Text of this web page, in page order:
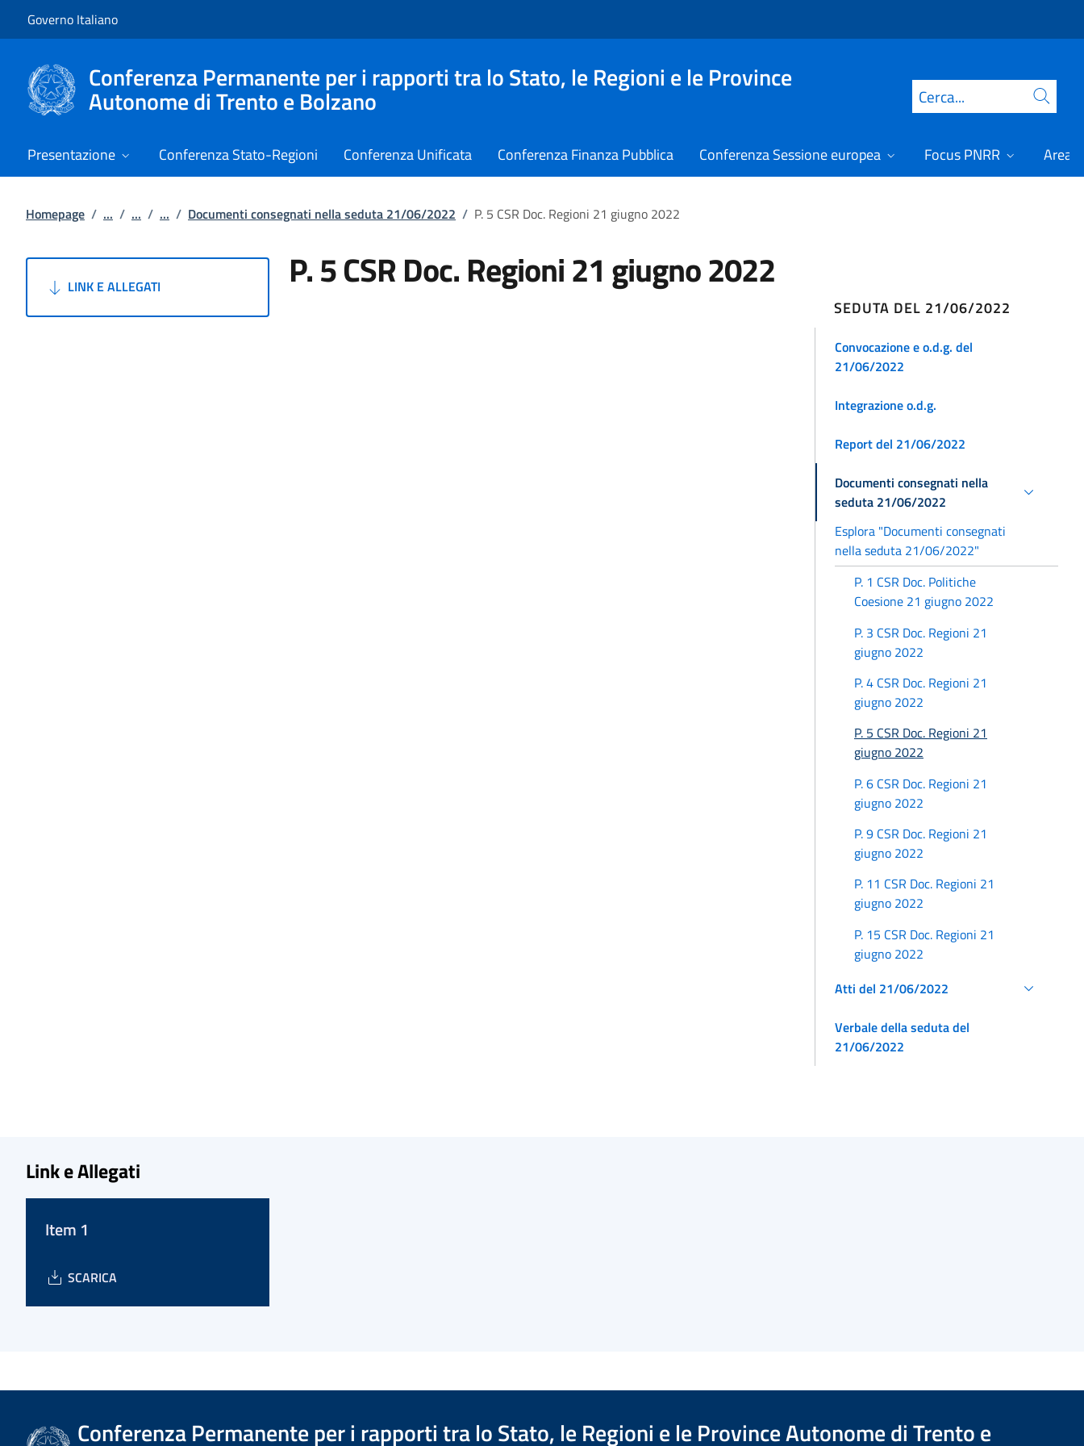
Governo Italiano
Conferenza Permanente per i rapporti tra lo Stato, le Regioni e le Province
Autonome di Trento e Bolzano Cerca
Presentazione Conferenza Stato-Regioni Conferenza Unificata Conferenza Finanza Pubblica Conferenza Sessione europea Focus PNRR Area
Homepage / ... / ... / ... / Documenti consegnati nella seduta 21/06/2022 / P. 5 CSR Doc. Regioni 21 giugno 2022
LINK E ALLEGATI P. 5 CSR Doc. Regioni 21 giugno 2022
SEDUTA DEL 21/06/2022
Convocazione e o.d.g. del
21/06/2022
Integrazione o.d.g.
Report del 21/06/2022
Documenti consegnati nella
seduta 21/06/2022
Esplora "Documenti consegnati
nella seduta 21/06/2022"
P. 1 CSR Doc. Politiche
Coesione 21 giugno 2022
P. 3 CSR Doc. Regioni 21
giugno 2022
P. 4 CSR Doc. Regioni 21
giugno 2022
P. 5 CSR Doc. Regioni 21
giugno 2022
P. 6 CSR Doc. Regioni 21
giugno 2022
P. 9 CSR Doc. Regioni 21
giugno 2022
P. 11 CSR Doc. Regioni 21
giugno 2022
P. 15 CSR Doc. Regioni 21
giugno 2022
Atti del 21/06/2022
Verbale della seduta del
21/06/2022
Link e Allegati
Item 1
SCARICA
Conferenza Permanente per i rapporti tra lo Stato, le Regioni e le Province Autonome di Trento e